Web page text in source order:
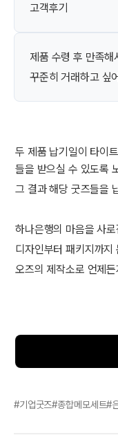
고객후기
제품 수령 후 만족해
꾸준히 거래하고 싶
두 제품 납기일이 타이
들을 받으실 수 있도록
그 결과 해당 굿즈들을
하나은행의 마음을 사
디자인부터 패키지까지
오즈의 제작소로 언제
기업굿즈 종합메모세트